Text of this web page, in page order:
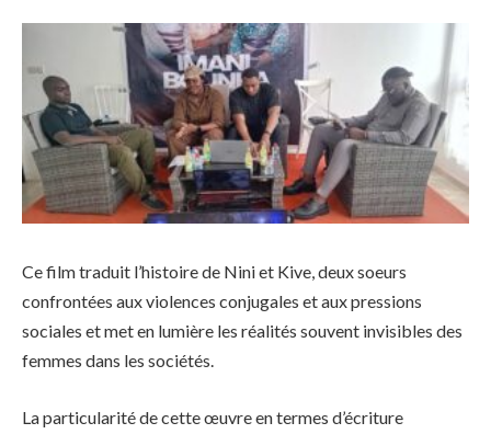
Ce film traduit l’histoire de Nini et Kive, deux soeurs
confrontées aux violences conjugales et aux pressions
sociales et met en lumière les réalités souvent invisibles des
femmes dans les sociétés.
La particularité de cette œuvre en termes d’écriture